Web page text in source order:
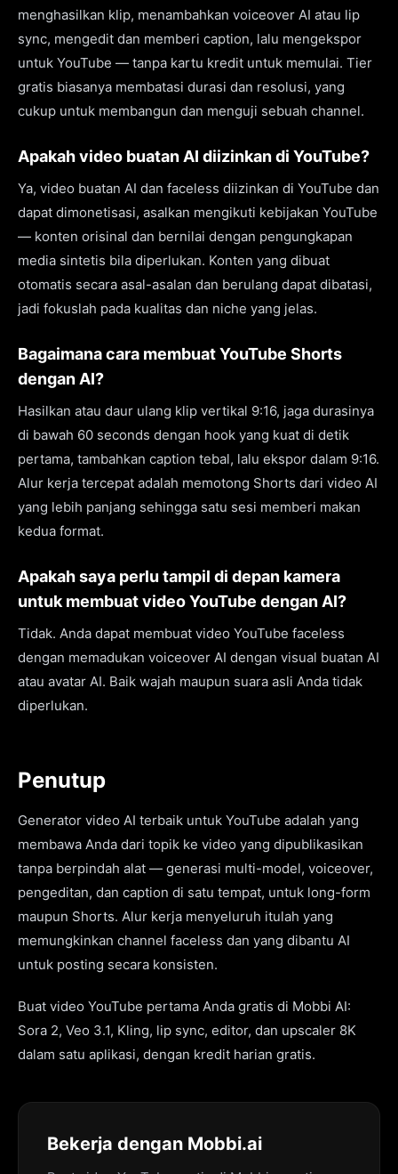
menghasilkan klip, menambahkan voiceover AI atau lip
sync, mengedit dan memberi caption, lalu mengekspor
untuk YouTube — tanpa kartu kredit untuk memulai. Tier
gratis biasanya membatasi durasi dan resolusi, yang
cukup untuk membangun dan menguji sebuah channel.
Apakah video buatan AI diizinkan di YouTube?
Ya, video buatan AI dan faceless diizinkan di YouTube dan
dapat dimonetisasi, asalkan mengikuti kebijakan YouTube
— konten orisinal dan bernilai dengan pengungkapan
media sintetis bila diperlukan. Konten yang dibuat
otomatis secara asal-asalan dan berulang dapat dibatasi,
jadi fokuslah pada kualitas dan niche yang jelas.
Bagaimana cara membuat YouTube Shorts
dengan AI?
Hasilkan atau daur ulang klip vertikal 9:16, jaga durasinya
di bawah 60 seconds dengan hook yang kuat di detik
pertama, tambahkan caption tebal, lalu ekspor dalam 9:16.
Alur kerja tercepat adalah memotong Shorts dari video AI
yang lebih panjang sehingga satu sesi memberi makan
kedua format.
Apakah saya perlu tampil di depan kamera
untuk membuat video YouTube dengan AI?
Tidak. Anda dapat membuat video YouTube faceless
dengan memadukan voiceover AI dengan visual buatan AI
atau avatar AI. Baik wajah maupun suara asli Anda tidak
diperlukan.
Penutup
Generator video AI terbaik untuk YouTube adalah yang
membawa Anda dari topik ke video yang dipublikasikan
tanpa berpindah alat — generasi multi-model, voiceover,
pengeditan, dan caption di satu tempat, untuk long-form
maupun Shorts. Alur kerja menyeluruh itulah yang
memungkinkan channel faceless dan yang dibantu AI
untuk posting secara konsisten.
Buat video YouTube pertama Anda gratis di Mobbi AI:
Sora 2, Veo 3.1, Kling, lip sync, editor, dan upscaler 8K
dalam satu aplikasi, dengan kredit harian gratis.
Bekerja dengan Mobbi.ai